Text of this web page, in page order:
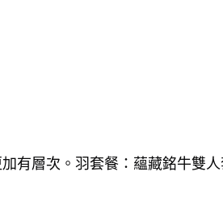
有層次。羽套餐：蘊藏銘牛雙